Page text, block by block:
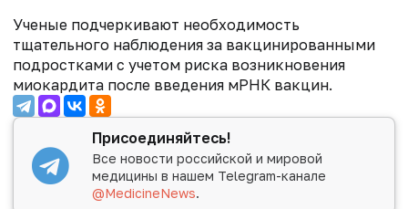
Ученые подчеркивают необходимость
тщательного наблюдения за вакцинированными
подростками с учетом риска возникновения
миокардита после введения мРНК вакцин.
Присоединяйтесь!
Все новости российской и мировой
медицины в нашем Telegram-канале
@MedicineNews.